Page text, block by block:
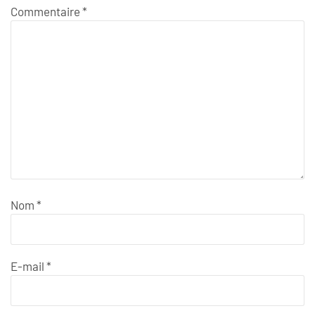
Commentaire *
Nom *
E-mail *